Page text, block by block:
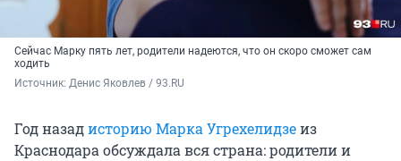
Сейчас Марку пять лет, родители надеются, что он скоро сможет сам
ходить
Источник: Денис Яковлев / 93.RU
Год назадисторию Марка Угрехелидзеиз
Краснодара обсуждала вся страна: родители и